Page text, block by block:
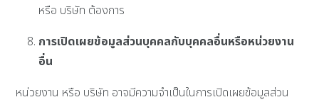
หรือ บริษัท ต้องการ
การเปิดเผยข้อมูลส่วนบุคคลกับบุคคลอื่นหรือหน่วยงาน
อื่น
หน่วยงาน หรือ บริษัท อาจมีความจำเป็นในการเปิดเผยข้อมูลส่วน